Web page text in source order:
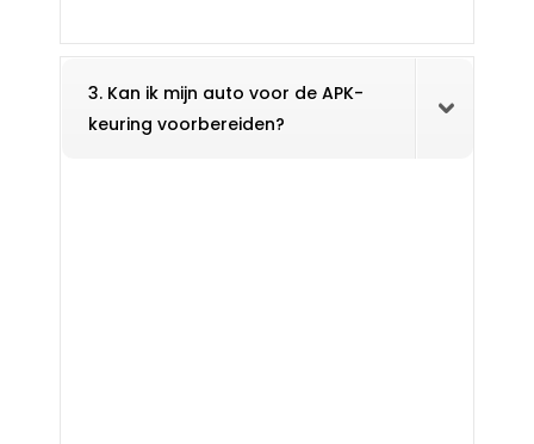
3. Kan ik mijn auto voor de APK-
keuring voorbereiden?